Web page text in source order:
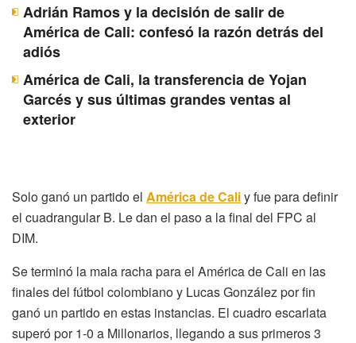
Adrián Ramos y la decisión de salir de
América de Cali: confesó la razón detrás del
adiós
América de Cali, la transferencia de Yojan
Garcés y sus últimas grandes ventas al
exterior
Solo ganó un partido el América de Caliy fue para definir
el cuadrangular B. Le dan el paso a la final del FPC al
DIM.
Se terminó la mala racha para el América de Cali en las
finales del fútbol colombiano y Lucas González por fin
ganó un partido en estas instancias. El cuadro escarlata
superó por 1-0 a Millonarios, llegando a sus primeros 3